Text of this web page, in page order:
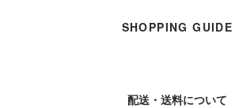
SHOPPING GUIDE
配送・送料について